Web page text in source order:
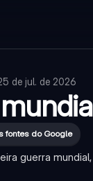
de jul. de 2026
fontes do Google
guerra